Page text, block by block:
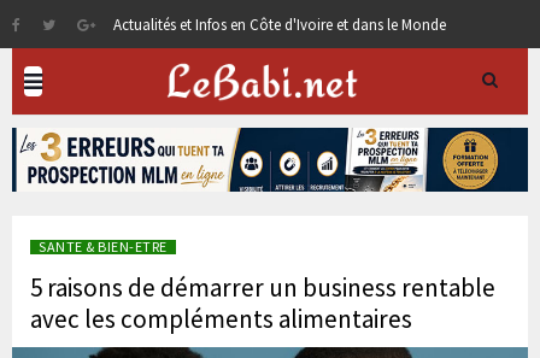
Actualités et Infos en Côte d'Ivoire et dans le Monde
SANTE & BIEN-ETRE
5 raisons de démarrer un business rentable
avec les compléments alimentaires